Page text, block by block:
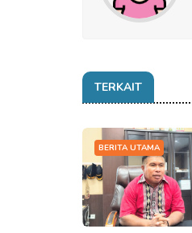
TERKAIT
BERITA UTAMA